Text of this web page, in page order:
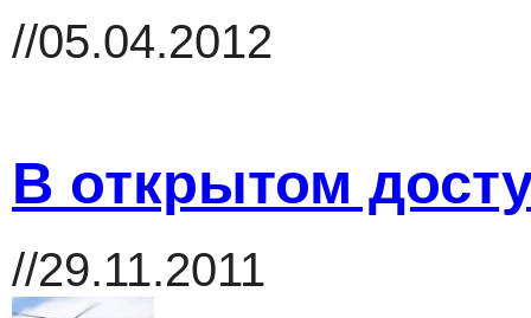
//05.04.2012
В открытом
//29.11.2011